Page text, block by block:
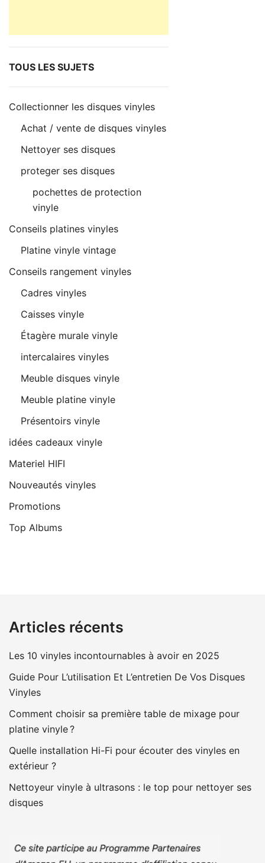
TOUS LES SUJETS
Collectionner les disques vinyles
Achat / vente de disques vinyles
Nettoyer ses disques
proteger ses disques
pochettes de protection
vinyle
Conseils platines vinyles
Platine vinyle vintage
Conseils rangement vinyles
Cadres vinyles
Caisses vinyle
Étagère murale vinyle
intercalaires vinyles
Meuble disques vinyle
Meuble platine vinyle
Présentoirs vinyle
idées cadeaux vinyle
Materiel HIFI
Nouveautés vinyles
Promotions
Top Albums
Articles récents
Les 10 vinyles incontournables à avoir en 2025
Guide Pour L’utilisation Et L’entretien De Vos Disques
Vinyles
Comment choisir sa première table de mixage pour
platine vinyle ?
Quelle installation Hi-Fi pour écouter des vinyles en
extérieur ?
Nettoyeur vinyle à ultrasons : le top pour nettoyer ses
disques